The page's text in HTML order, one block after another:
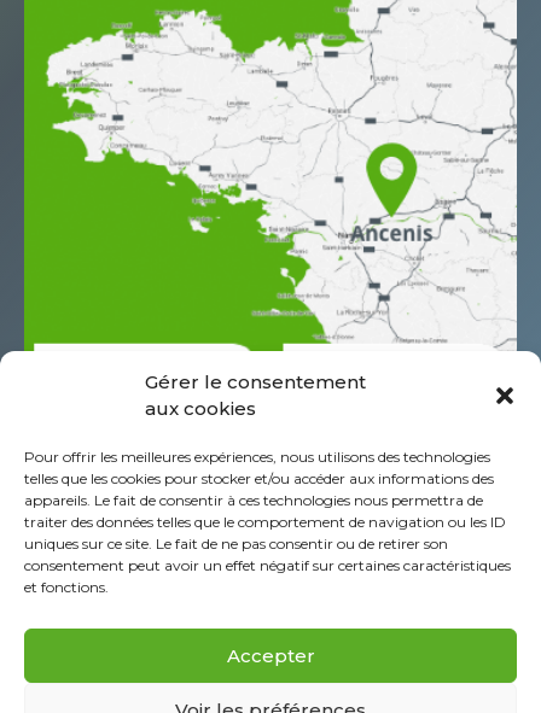
Gérer le consentement
aux cookies
Pour offrir les meilleures expériences, nous utilisons des technologies
telles que les cookies pour stocker et/ou accéder aux informations des
appareils. Le fait de consentir à ces technologies nous permettra de
traiter des données telles que le comportement de navigation ou les ID
uniques sur ce site. Le fait de ne pas consentir ou de retirer son
consentement peut avoir un effet négatif sur certaines caractéristiques
et fonctions.
Accepter
Z.A.C. de l’Aéropole
CS60044 44152 Ancenis - St-Géréon Cédex
FRANCIA
+332 40 96 39 39
Aviso legal
Política de cookies (UE)
Preguntas Frecuentes